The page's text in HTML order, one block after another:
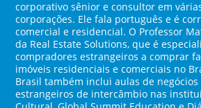
corporativo sênior e consultor em
corporações. Ele fala português e é
comercial e residencial. O Professor
da Real Estate Solutions, que é
compradores estrangeiros a comprar
imóveis residenciais e comerciais no
Brasil também inclui aulas de
estrangeiros de intercâmbio nas